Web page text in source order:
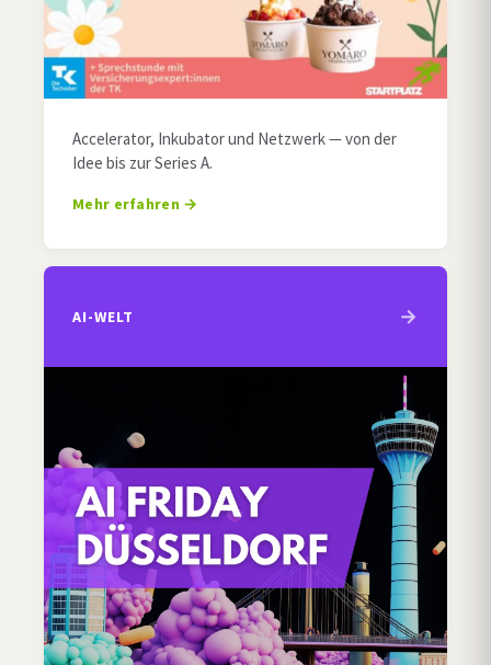
Accelerator, Inkubator und Netzwerk — von der
Idee bis zur Series A.
Mehr erfahren
AI-WELT